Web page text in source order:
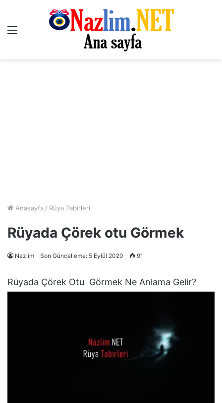
Menü
Anasayfa / Rüya Tabirleri
Rüyada Çörek otu Görmek
Nazlim Son Güncelleme: 5 Eylül 2020 91
Rüyada Çörek Otu Görmek Ne Anlama Gelir?